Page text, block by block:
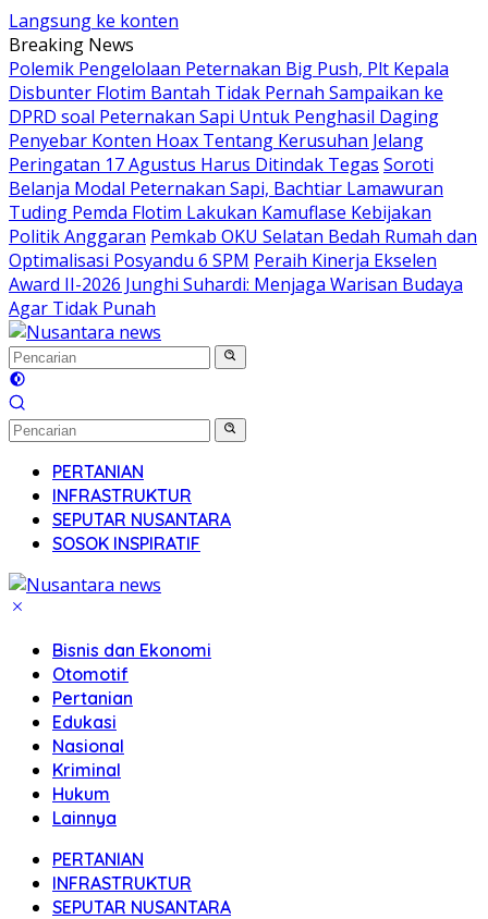
Langsung ke konten
Breaking News
Polemik Pengelolaan Peternakan Big Push, Plt Kepala
Disbunter Flotim Bantah Tidak Pernah Sampaikan ke
DPRD soal Peternakan Sapi Untuk Penghasil Daging
Penyebar Konten Hoax Tentang Kerusuhan Jelang
Peringatan 17 Agustus Harus Ditindak Tegas Soroti
Belanja Modal Peternakan Sapi, Bachtiar Lamawuran
Tuding Pemda Flotim Lakukan Kamuflase Kebijakan
Politik Anggaran Pemkab OKU Selatan Bedah Rumah dan
Optimalisasi Posyandu 6 SPM Peraih Kinerja Ekselen
Award II-2026 Junghi Suhardi: Menjaga Warisan Budaya
Agar Tidak Punah
PERTANIAN
INFRASTRUKTUR
SEPUTAR NUSANTARA
SOSOK INSPIRATIF
Bisnis dan Ekonomi
Otomotif
Pertanian
Edukasi
Nasional
Kriminal
Hukum
Lainnya
PERTANIAN
INFRASTRUKTUR
SEPUTAR NUSANTARA